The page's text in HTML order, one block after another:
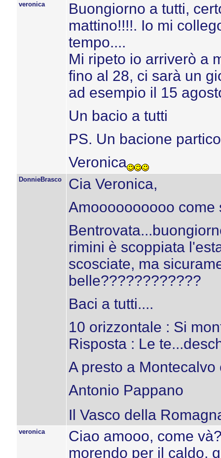
veronica
Buongiorno a tutti,
mattino!!!!. Io mi
tempo....
Mi ripeto io arriverò a
fino al 28, ci sarà un
ad esempio il 15
Un bacio a tutti
PS. Un bacione
Veronica
DonnieBrasco
Cia Veronica,
Amoooooooooo come
rimini è scoppiata
scosciate, ma
belle????????????
Baci a tutti....
10 orizzontale : Si
Risposta : Le
A presto a
Antonio Pappano
Il Vasco della
veronica
Ciao amooo, come
morendo per il caldo,